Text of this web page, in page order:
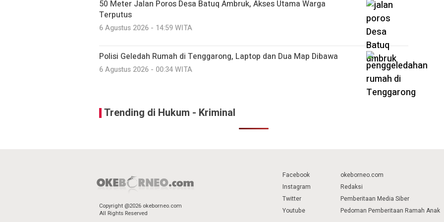
50 Meter Jalan Poros Desa Batuq Ambruk, Akses Utama Warga
Terputus
6 Agustus 2026 - 14:59 WITA
Polisi Geledah Rumah di Tenggarong, Laptop dan Dua Map Dibawa
6 Agustus 2026 - 00:34 WITA
Trending di Hukum - Kriminal
Copyright @2026 okeborneo.com
All Rights Reserved
Facebook
Instagram
Twitter
Youtube
okeborneo.com
Redaksi
Pemberitaan Media Siber
Pedoman Pemberitaan Ramah Anak